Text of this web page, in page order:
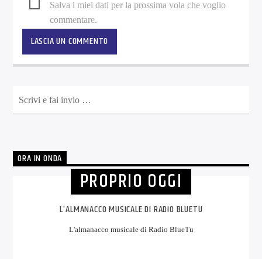
Salva i miei dati per la prossima vola che voglio
commentare.
ORA IN ONDA
PROPRIO OGGI
L'ALMANACCO MUSICALE DI RADIO BLUETU
L'almanacco musicale di Radio BlueTu